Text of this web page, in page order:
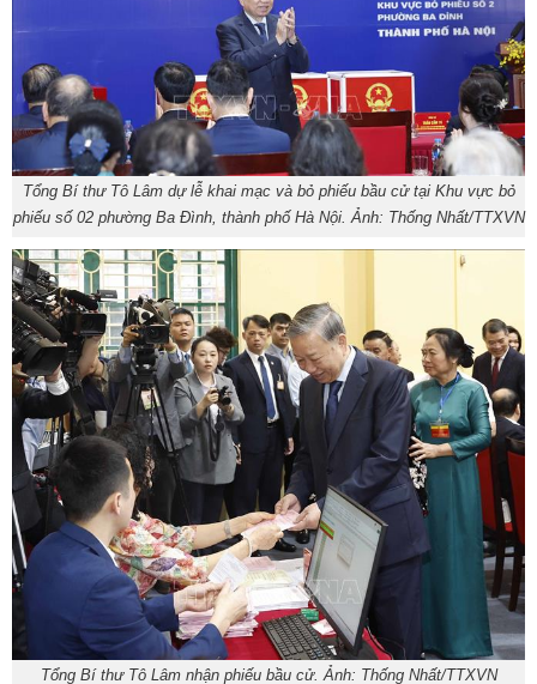
Tổng Bí thư Tô Lâm dự lễ khai mạc và bỏ phiếu bầu cử tại Khu vực bỏ
phiếu số 02 phường Ba Đình, thành phố Hà Nội. Ảnh: Thống Nhất/TTXVN
Tổng Bí thư Tô Lâm nhận phiếu bầu cử. Ảnh: Thống Nhất/TTXVN